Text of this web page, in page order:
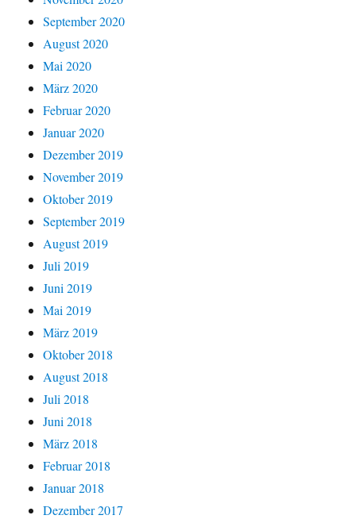
September 2020
August 2020
Mai 2020
März 2020
Februar 2020
Januar 2020
Dezember 2019
November 2019
Oktober 2019
September 2019
August 2019
Juli 2019
Juni 2019
Mai 2019
März 2019
Oktober 2018
August 2018
Juli 2018
Juni 2018
März 2018
Februar 2018
Januar 2018
Dezember 2017